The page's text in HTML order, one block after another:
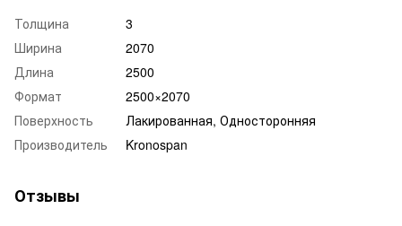
Толщина
3
Ширина
2070
Длина
2500
Формат
2500×2070
Поверхность
Лакированная, Односторонняя
Производитель
Kronospan
Отзывы